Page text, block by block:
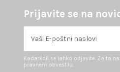
Prijavite se na
Kadarkoli se lahko odjavite. Za ta
pravnem obvestilu.